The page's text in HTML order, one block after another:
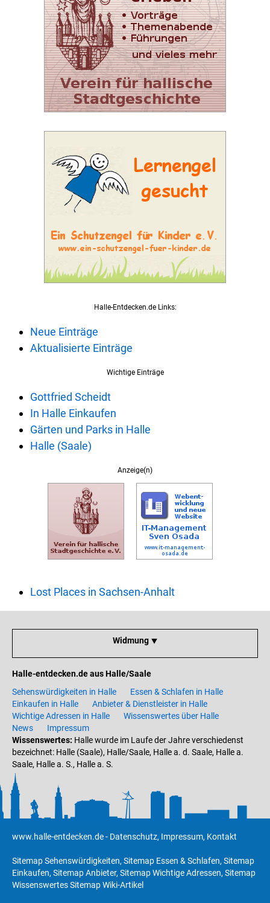
Halle-Entdecken.de Links:
Neue Einträge
Aktualisierte Einträge
Wichtige Einträge
Gottfried Scheidt
In Halle Einkaufen
Gärten und Parks in Halle
Halle (Saale)
Anzeige(n)
Lost Places in Sachsen-Anhalt
Widmung ⯆
Halle-entdecken.de aus Halle/Saale
Sehenswürdigkeiten in Halle
Essen & Schlafen in Halle
Einkaufen in Halle
Anbieter & Dienstleister in Halle
Wichtige Adressen in Halle
Wissenswertes über Halle
News
Impressum
Wissenswertes: Halle wurde im Laufe der Jahre verschiedenst
bezeichnet: Halle (Saale), Halle/Saale, Halle a. d. Saale, Halle a.
Saale, Halle a. S., Halle a. S.
www.halle-entdecken.de- Datenschutz, Impressum, Kontakt
Sitemap Sehenswürdigkeiten, Sitemap Essen & Schlafen, Sitemap
Einkaufen, Sitemap Anbieter, Sitemap Wichtige Adressen, Sitemap
WissenswertesSitemap Wiki-Artikel